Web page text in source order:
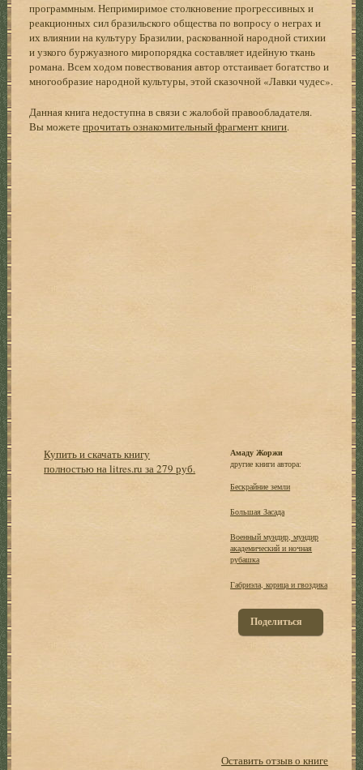
программным. Непримиримое столкновение прогрессивных и
реакционных сил бразильского общества по вопросу о неграх и
их влиянии на культуру Бразилии, раскованной народной стихии
и узкого буржуазного миропорядка составляет идейную ткань
романа. Всем ходом повествования автор отстаивает богатство и
многообразие народной культуры, этой сказочной «Лавки чудес».
Данная книга недоступна в связи с жалобой правообладателя.
Вы можетепрочитать ознакомительный фрагмент книги.
Купить и скачать книгу
полностью на litres.ru за 279 руб.
Амаду Жоржи
другие книги автора:
Бескрайние земли
Большая Засада
Военный мундир, мундир
академический и ночная
рубашка
Габриэла, корица и гвоздика
Поделиться
Оставить отзыв о книге